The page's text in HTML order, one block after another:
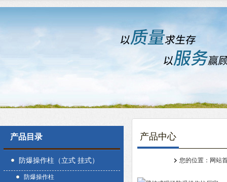
产品目录
防爆操作柱（立式 挂式）
防爆操作柱
产品中心
您的位置： 网站